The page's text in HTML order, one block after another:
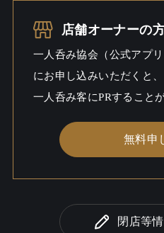
一人呑み
しっとり /
店舗オーナーの
一人呑み協会（公式アプ
にお申し込みいただくと、
一人呑み客にPRすること
無料申
閉店等